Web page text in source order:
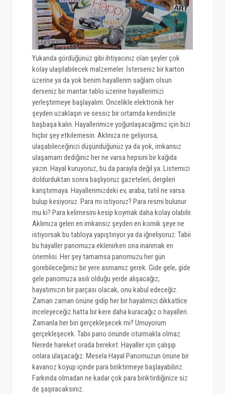
Yukarıda gördüğünüz gibi ihtiyacınız olan şeyler çok
kolay ulaşılabilecek malzemeler. İsterseniz bir karton
üzerine ya da yok benim hayallerim sağlam olsun
derseniz bir mantar tablo üzerine hayallerimizi
yerleştirmeye başlayalım. Öncelikle elektronik her
şeyden uzaklaşın ve sessiz bir ortamda kendinizle
başbaşa kalın. Hayallerimize yoğunlaşacağımız için bizi
hiçbir şey etkilemesin. Aklınıza ne geliyorsa,
ulaşabileceğinizi düşündüğünüz ya da yok, imkansız
ulaşamam dediğiniz her ne varsa hepsini bir kağıda
yazın. Hayal kuruyoruz, bu da parayla değil ya. Listemizi
doldurduktan sonra başlıyoruz gazeteleri, dergileri
karıştırmaya. Hayallerimizdeki ev, araba, tatil ne varsa
bulup kesiyoruz. Para mı istiyoruz? Para resmi bulunur
mu ki? Para kelimesini kesip koymak daha kolay olabilir.
Aklımıza gelen en imkansız şeyden en komik şeye ne
istiyorsak bu tabloya yapıştırıyor ya da iğneliyoruz. Tabii
bu hayaller panomuza eklenirken ona inanmak en
önemlisi. Her şey tamamsa panomuzu her gün
görebileceğimiz bir yere asmamız gerek. Gide gele, gide
gele panomuza asılı olduğu yerde alışacağız,
hayatımızın bir parçası olacak, onu kabul edeceğiz.
Zaman zaman önüne gidip her bir hayalimizi dikkatlice
inceleyeceğiz hatta bir kere daha kuracağız o hayalleri.
Zamanla her biri gerçekleşecek mi? Umuyorum
gerçekleşecek. Tabii pano önünde oturmakla olmaz.
Nerede hareket orada bereket. Hayaller için çalışıp
onlara ulaşacağız. Mesela Hayal Panomuzun önüne bir
kavanoz koyup içinde para biriktirmeye başlayabiliriz.
Farkında olmadan ne kadar çok para biriktirdiğinize siz
de şaşıracaksınız.